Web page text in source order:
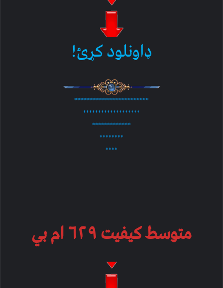
ډاونلود کړئ!
*************************
*******************
*************
********
****
متوسط کیفیت ۶۲۹ ام بي